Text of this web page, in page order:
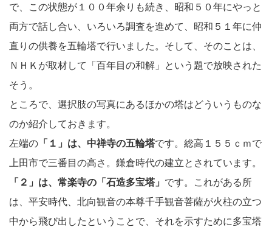
で、この状態が１００年余りも続き、昭和５０年にやっと
両方で話し合い、いろいろ調査を進めて、昭和５１年に仲
直りの供養を五輪塔で行いました。そして、そのことは、
ＮＨＫが取材して「百年目の和解」という題で放映された
そう。
ところで、選択肢の写真にあるほかの塔はどういうものな
のか紹介しておきます。
左端の 「１」は、中禅寺の五輪塔です。総高１５５ｃｍで
上田市で三番目の高さ。鎌倉時代の建立とされています。
「２」は、常楽寺の「石造多宝塔」 です。これがある所
は、平安時代、北向観音の本尊千手観音菩薩が火柱の立つ
中から飛び出したということで、それを示すために多宝塔